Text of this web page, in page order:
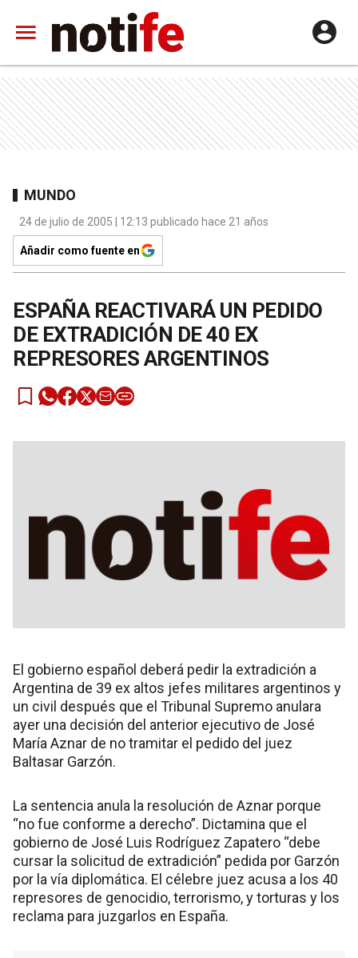
MUNDO
24 de julio de 2005 | 12:13 publicado hace 21 años
Añadir como fuente en
ESPAÑA REACTIVARÁ UN PEDIDO
DE EXTRADICIÓN DE 40 EX
REPRESORES ARGENTINOS
El gobierno español deberá pedir la extradición a
Argentina de 39 ex altos jefes militares argentinos y
un civil después que el Tribunal Supremo anulara
ayer una decisión del anterior ejecutivo de José
María Aznar de no tramitar el pedido del juez
Baltasar Garzón.
La sentencia anula la resolución de Aznar porque
“no fue conforme a derecho”. Dictamina que el
gobierno de José Luis Rodríguez Zapatero “debe
cursar la solicitud de extradición” pedida por Garzón
por la vía diplomática. El célebre juez acusa a los 40
represores de genocidio, terrorismo, y torturas y los
reclama para juzgarlos en España.